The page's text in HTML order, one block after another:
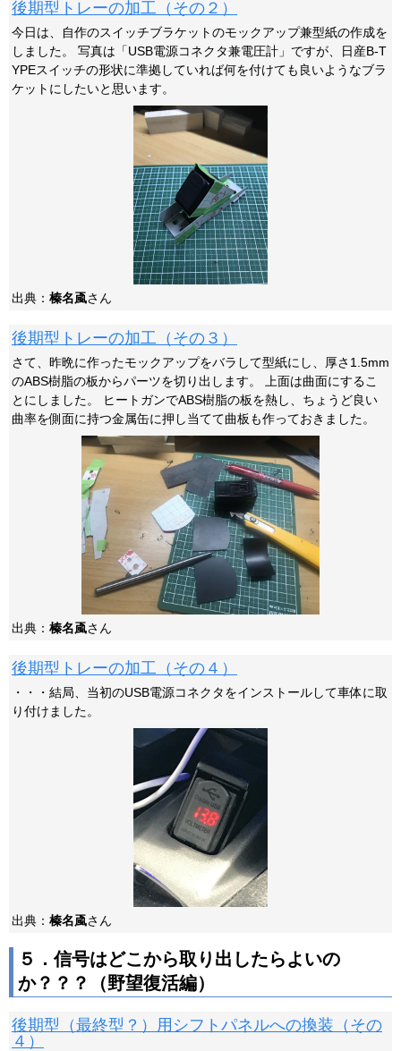
後期型トレーの加工（その２）
今日は、自作のスイッチブラケットのモックアップ兼型紙の作成を
しました。 写真は「USB電源コネクタ兼電圧計」ですが、日産B-T
YPEスイッチの形状に準拠していれば何を付けても良いようなブラ
ケットにしたいと思います。
出典： 榛名颪さん
後期型トレーの加工（その３）
さて、昨晩に作ったモックアップをバラして型紙にし、厚さ1.5mm
のABS樹脂の板からパーツを切り出します。 上面は曲面にするこ
とにしました。 ヒートガンでABS樹脂の板を熱し、ちょうど良い
曲率を側面に持つ金属缶に押し当てて曲板も作っておきました。
出典： 榛名颪さん
後期型トレーの加工（その４）
・・・結局、当初のUSB電源コネクタをインストールして車体に取
り付けました。
出典： 榛名颪さん
５．信号はどこから取り出したらよいの
か？？？（野望復活編）
後期型（最終型？）用シフトパネルへの換装（その
４）